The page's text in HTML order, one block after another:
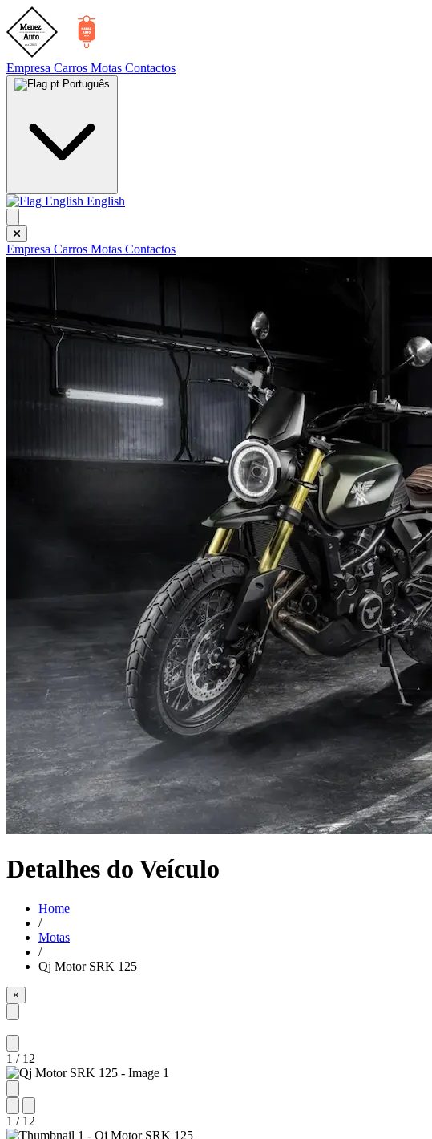
Empresa Carros Motas Contactos
Português
English
Empresa Carros Motas Contactos
Detalhes do Veículo
Home
/
Motas
/
Qj Motor SRK 125
×
1 / 12
1 / 12